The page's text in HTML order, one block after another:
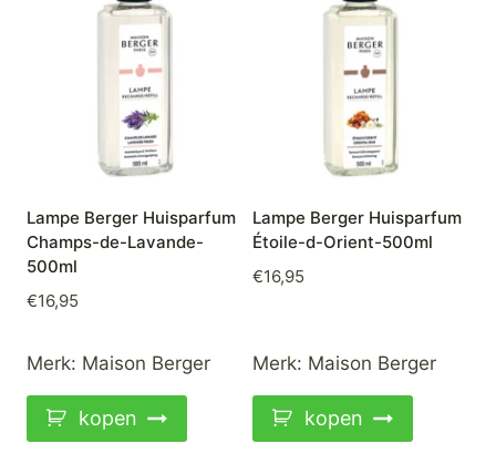
Lampe Berger Huisparfum
Champs-de-Lavande-
500ml
€16,95
Merk: Maison Berger
kopen
Lampe Berger Huisparfum
Étoile-d-Orient-500ml
€16,95
Merk: Maison Berger
kopen